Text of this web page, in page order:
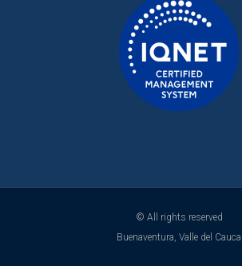
© All rights reserved
Buenaventura, Valle del Cauca